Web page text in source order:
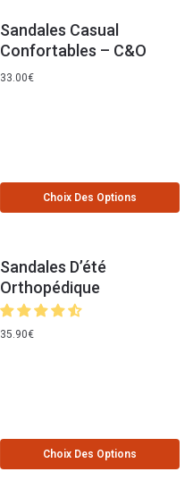
Sandales Casual
Confortables – C&O
33.00€
Choix Des Options
Sandales D’été
Orthopédique
35.90€
Choix Des Options